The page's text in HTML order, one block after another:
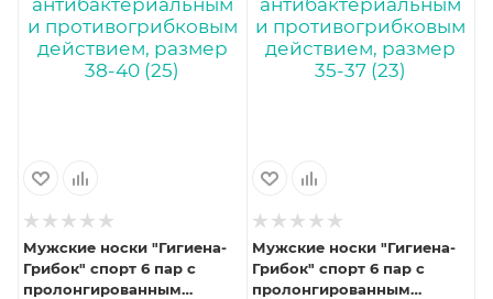
Мужские носки "Гигиена-
Грибок" спорт 6 пар с
пролонгированным
Мужские носки "Гигиена-
Грибок" спорт 6 пар с
пролонгированным